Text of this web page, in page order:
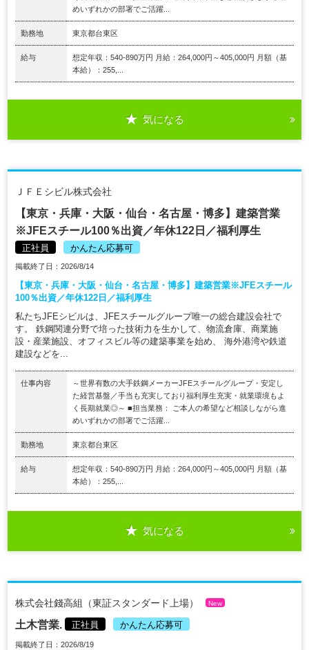
めいずれかの部署でご活躍...
勤務地 東京都台東区
給与
想定年収：540-890万円 月給：264,000円～405,000円 月額（基
本給）：255,...
気になる
ＪＦＥシビル株式会社
【東京・兵庫・大阪・仙台・名古屋・博多】建築営業
※JFEスチール100％出資／年休122日／福利厚生
正社員 かんたん応募可
掲載終了日：2026/8/14
【東京・兵庫・大阪・仙台・名古屋・博多】建築営業※JFEスチール
100％出資／年休122日／福利厚生
私たちJFEシビルは、JFEスチールグループ唯一の総合建設会社で
す。 鉄鋼関連分野で培った技術力を生かして、物流倉庫、商業施
設・産業施設、オフィスビル等の建築事業を始め、 海外港湾や鉄道
建設などを...
仕事内容
～世界有数の大手鉄鋼メーカーJFEスチールグループ・安定し
た経営基盤／手当も充実しており福利厚生充実・就業環境もよ
く長期就業◎～ ■担当業務： ご本人の希望など相談しながら進
めいずれかの部署でご活躍...
勤務地 東京都台東区
給与
想定年収：540-890万円 月給：264,000円～405,000円 月額（基
本給）：255,...
気になる
株式会社錢高組（東証スタンダード上場） New
土木営業. 正社員 かんたん応募可
掲載終了日：2026/8/19